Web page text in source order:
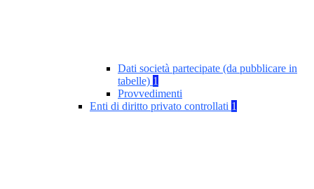
Dati società partecipate (da pubblicare in
tabelle) 1
Provvedimenti
Enti di diritto privato controllati 1